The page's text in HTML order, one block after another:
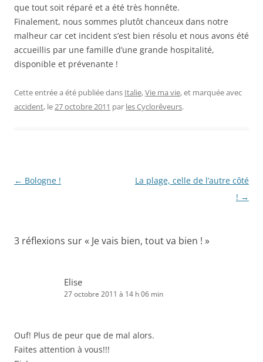
que tout soit réparé et a été très honnête.
Finalement, nous sommes plutôt chanceux dans notre
malheur car cet incident s’est bien résolu et nous avons été
accueillis par une famille d’une grande hospitalité,
disponible et prévenante !
Cette entrée a été publiée dans Italie,Vie ma vie, et marquée avec
accident, le27 octobre 2011 par les Cyclorêveurs.
Navigation
← Bologne !
La plage, celle de l’autre côté
! →
3 réflexions sur « Je vais bien, tout va bien ! »
Elise
27 octobre 2011 à 14 h 06 min
Ouf! Plus de peur que de mal alors.
Faites attention à vous!!!